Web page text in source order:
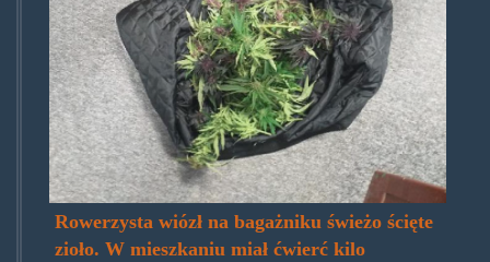
Rowerzysta wiózł na bagażniku świeżo ścięte
zioło. W mieszkaniu miał ćwierć kilo